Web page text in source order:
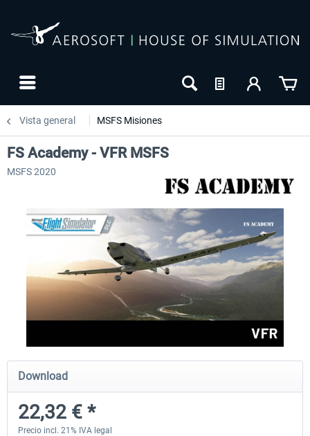
Vista general MSFS Misiones
Perfect Flight - Flying Germany MSFS
15,13 € *
Perfect Flight - FS Explorer -
FS Academy - VFR MSFS
MSFS 2020
Download
22,32 € *
Precio incl. 21% IVA legal